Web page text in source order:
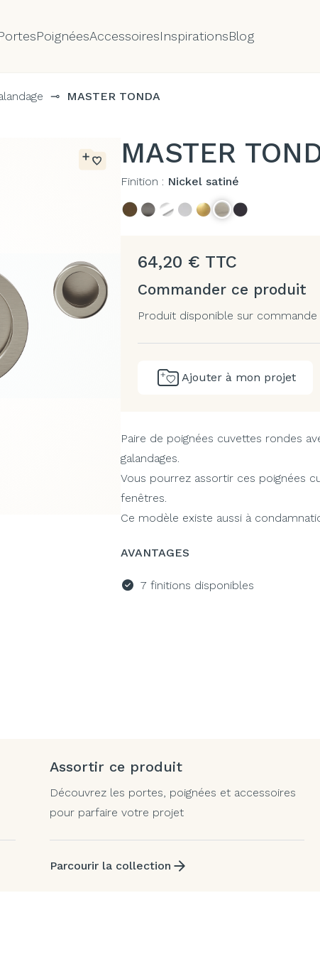
PoignéesAccessoiresInspirationsBlog
⊸ MASTER TONDA
MASTER
Finition : Nickel satiné
64,20 € TTC
Commander ce produit
Produit disponible sur commande
Ajouter à mon projet
Paire de poignées cuvettes rondes
galandages.
Vous pourrez assortir ces poignées
fenêtres.
Ce modèle existe aussi à
AVANTAGES
7 finitions disponibles
Assortir ce produit
Découvrez les portes, poignées et accessoires
pour parfaire votre projet
Parcourir la collection